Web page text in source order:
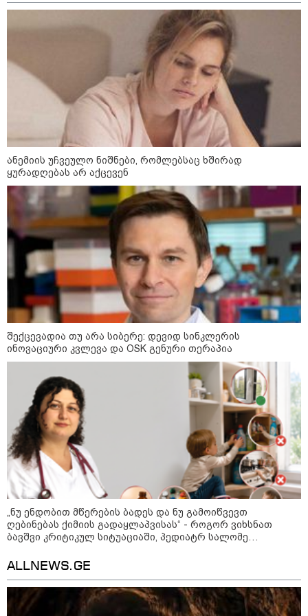
"ბავშვობიდან ასე ვარ..
ფანატიკურად ვარ შეყვარებული
საქართველოზე" - გაიცანით
მარტინ გუიმჯიანი, ქართულ
ენასა და საქართველოზე
შეყვარებული სომეხი ბიჭი
23:15 / 07-08-2026
ამოუცნობი ანომალიური
მოვლენები - ტრამპის
ადმინისტრაციამ “UFO”- ს
ფაილების მორიგი პაკეტი
გამოაქვეყნა
22:30 / 07-08-2026
ინტერნეტში ამაღელვებელი
კადრები ვრცელდება - როგორ
გადაარჩინა 56 წლის კაცმა
ბავშვები აბობოქრებულ ზღვაში
დახრჩობას
კატეგორიის ყველა სიახლე
"არის პოლარიზაციის კიდევ უფრო
გაღრმავების საფრთხე და ...“
"გონებაში ვალაგებდი, ეს ამბავი
პირველად ვისთვის მეთქვა, ვის
უნდა ჩავექოლე“
ანემიის უჩვეულო ნიშნები, რომლებსაც ხშირად
ყურადღებას არ აქცევენ
შექცევადია თუ არა სიბერე: დევიდ სინკლერის
ინოვაციური კვლევა და OSK გენური თერაპია
„ნუ ენდობით მწერების ბადეს და ნუ გამოიწვევთ
ღებინებას ქიმიის გადაყლაპვისას“ - როგორ ვიხსნათ
ბავშვი კრიტიკულ სიტუაციაში, პედიატრ სალომე
ALLNEWS.GE